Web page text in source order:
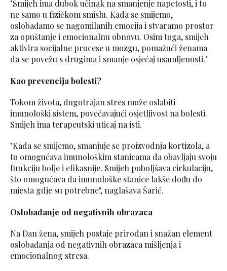
"Smijeh ima dubok učinak na smanjenje napetosti, i to
ne samo u fizičkom smislu. Kada se smijemo,
oslobađamo se nagomilanih emocija i stvaramo prostor
za opuštanje i emocionalnu obnovu. Osim toga, smijeh
aktivira socijalne procese u mozgu, pomažući ženama
da se povežu s drugima i smanje osjećaj usamljenosti."
Kao prevencija bolesti?
Tokom života, dugotrajan stres može oslabiti
imunološki sistem, povećavajući osjetljivost na bolesti.
Smijeh ima terapeutski uticaj na isti.
"Kada se smijemo, smanjuje se proizvodnja kortizola, a
to omogućava imunološkim stanicama da obavljaju svoju
funkciju bolje i efikasnije. Smijeh poboljšava cirkulaciju,
što omogućava da imunološke stanice lakše dođu do
mjesta gdje su potrebne", naglašava Šarić.
Oslobađanje od negativnih obrazaca
Na Dan žena, smijeh postaje prirodan i snažan element
oslobađanja od negativnih obrazaca mišljenja i
emocionalnog stresa.